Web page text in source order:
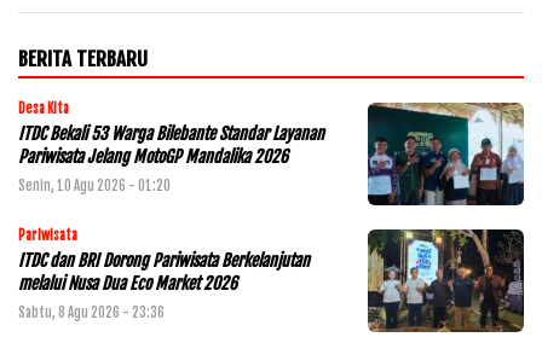
BERITA TERBARU
Desa Kita
ITDC Bekali 53 Warga Bilebante Standar Layanan
Pariwisata Jelang MotoGP Mandalika 2026
Senin, 10 Agu 2026 - 01:20
Pariwisata
ITDC dan BRI Dorong Pariwisata Berkelanjutan
melalui Nusa Dua Eco Market 2026
Sabtu, 8 Agu 2026 - 23:36